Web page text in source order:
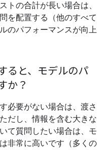
トの合計が長い場合は、
を配置する（他のすべて
のパフォーマンスが向上
ると、モデルのパ
か？
必要がない場合は、渡さ
だし、情報を含む大きな
て質問したい場合は、モ
非常に高いです（多くの